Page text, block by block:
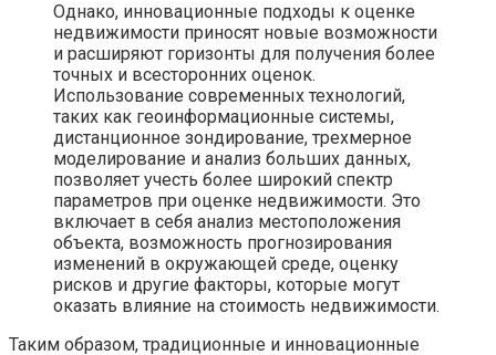
Однако, инновационные подходы к оценке
недвижимости приносят новые возможности
и расширяют горизонты для получения более
точных и всесторонних оценок.
Использование современных технологий,
таких как геоинформационные системы,
дистанционное зондирование, трехмерное
моделирование и анализ больших данных,
позволяет учесть более широкий спектр
параметров при оценке недвижимости. Это
включает в себя анализ местоположения
объекта, возможность прогнозирования
изменений в окружающей среде, оценку
рисков и другие факторы, которые могут
оказать влияние на стоимость недвижимости.
Таким образом, традиционные и инновационные